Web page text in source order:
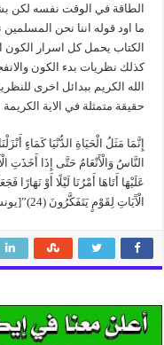
الطاقة في الوقت نفسه لكن
ما اود قوله اننا نحن المسلمين
الكتاب يحمل كل اسرار الكون
كذلك نظريات بدء الكون
الله الكريم ببدائل اخرى
حقيقة متمثلة في الاية الكريمة
إِنَّمَا مَثَلُ الْحَيَاةِ الدُّنْيَا كَمَاءٍ
النَّاسُ وَالْأَنْعَامُ حَتَّى إِذَا أَخَذَتِ
عَلَيْهَا أَتَاهَا أَمْرُنَا لَيْلًا أَوْ
الْآَيَاتِ لِقَوْمٍ يَتَفَكَّرُونَ (24)”[يونس].